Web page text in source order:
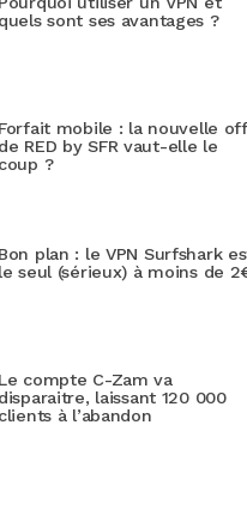
quels sont ses avantages ?
Forfait mobile : la nouvelle
de RED by SFR vaut-elle le
coup ?
Bon plan : le VPN Surfshark
le seul (sérieux) à moins de
Le compte C-Zam va
disparaitre, laissant 120 000
clients à l’abandon